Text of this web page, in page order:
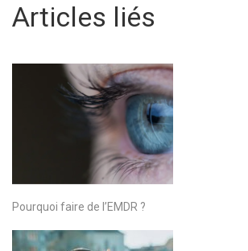
Articles liés
Pourquoi faire de l’EMDR ?